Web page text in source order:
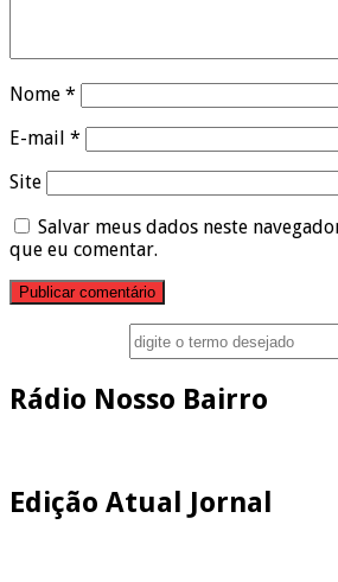
Nome *
E-mail *
Site
Salvar meus dados neste
que eu comentar.
Rádio Nosso Bairro
Edição Atual Jornal